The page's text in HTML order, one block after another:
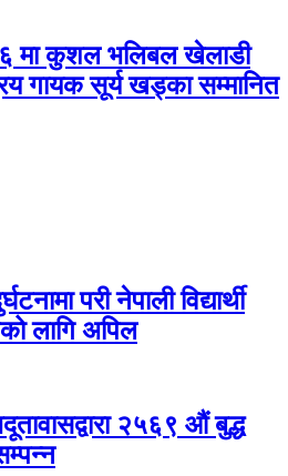
मा कुशल भलिबल खेलाडी
गायक सूर्य खड्का सम्मानित
परी नेपाली विद्यार्थी
लागि अपिल
२५६९ औं बुद्ध